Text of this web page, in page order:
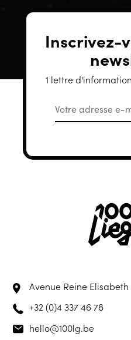
Inscrivez-
1 lettre
Avenue Reine
+32 (0)4 337 46 78
hello@100lg.be